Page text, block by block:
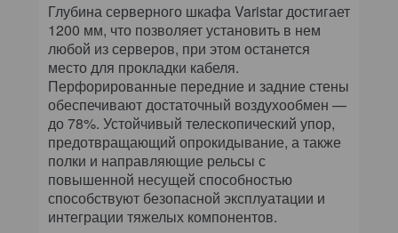
Глубина серверного шкафа Varistar достигает
1200 мм, что позволяет установить в нем
любой из серверов, при этом останется
место для прокладки кабеля.
Перфорированные передние и задние стены
обеспечивают достаточный воздухообмен —
до 78%. Устойчивый телескопический упор,
предотвращающий опрокидывание, а также
полки и направляющие рельсы с
повышенной несущей способностью
способствуют безопасной эксплуатации и
интеграции тяжелых компонентов.